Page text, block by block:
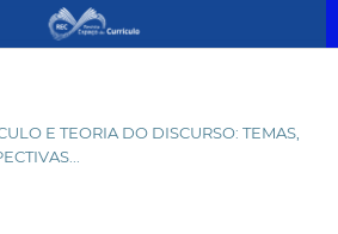
E TEORIA DO DISCURSO: TEMAS,